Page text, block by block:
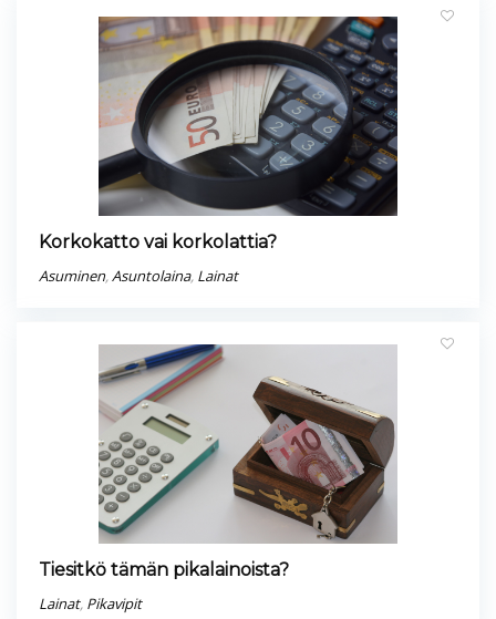
Korkokatto vai korkolattia?
Asuminen,Asuntolaina, Lainat
Tiesitkö tämän pikalainoista?
Lainat, Pikavipit